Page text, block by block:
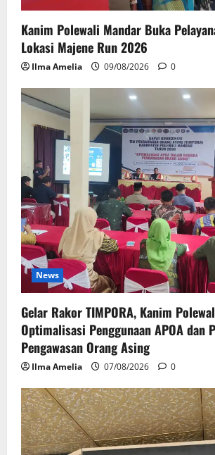
Kanim Polewali Mandar Buka
Lokasi Majene Run 2026
Ilma Amelia 09/08/2026 0
News
Gelar Rakor TIMPORA, Kanim
Optimalisasi Penggunaan APOA dan
Pengawasan Orang Asing
Ilma Amelia 07/08/2026 0